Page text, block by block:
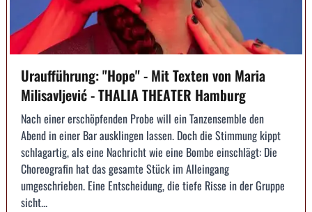
Uraufführung: "Hope" - Mit Texten von Maria
Milisavljević - THALIA THEATER Hamburg
Nach einer erschöpfenden Probe will ein Tanzensemble den
Abend in einer Bar ausklingen lassen. Doch die Stimmung kippt
schlagartig, als eine Nachricht wie eine Bombe einschlägt: Die
Choreografin hat das gesamte Stück im Alleingang
umgeschrieben. Eine Entscheidung, die tiefe Risse in der Gruppe
sicht...